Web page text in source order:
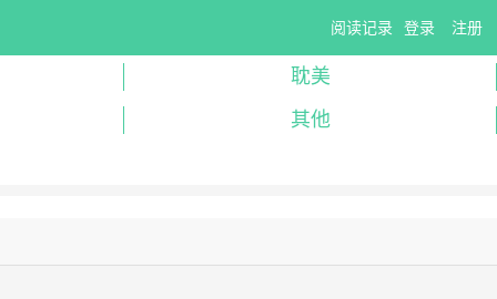
阅读记录 登录 注册
耽美
其他